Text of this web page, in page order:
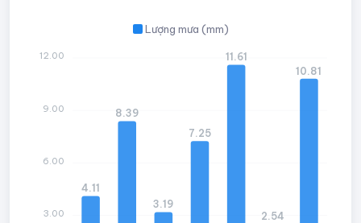
Lượng mưa (mm)
4.11
8.39
3.19
7.25
11.61
2.54
10.81
12.00
9.00
6.00
3.00